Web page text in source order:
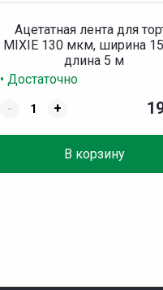
Ацетатная лента для
MIXIE 130 мкм, ширина
длина 5 м
• Достаточно
-
+
В корзину